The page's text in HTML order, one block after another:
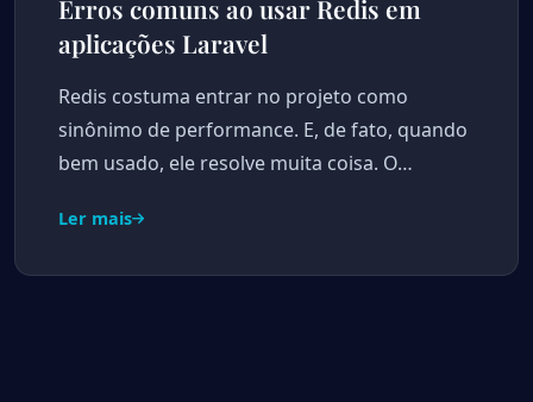
Erros comuns ao usar Redis em
aplicações Laravel
Redis costuma entrar no projeto como
sinônimo de performance. E, de fato, quando
bem usado, ele resolve muita coisa. O…
Ler mais